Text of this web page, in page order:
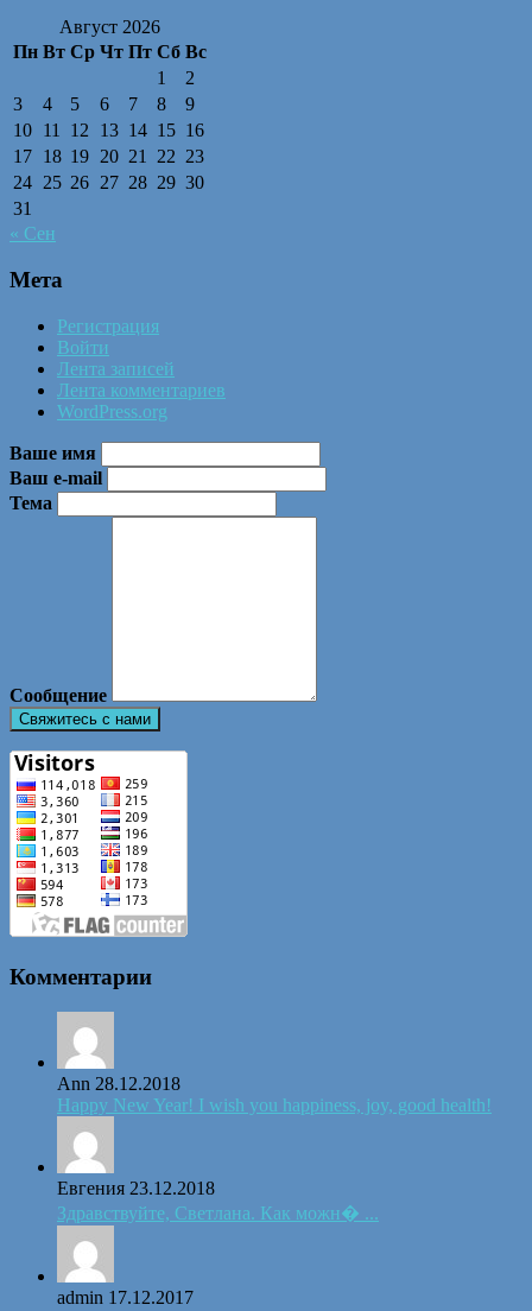
Август 2026
Пн Вт Ср Чт Пт Сб Вс
1
2
3
4 5 6 7 8
9
10 11 12 13 14 15 16
17 18 19 20 21 22 23
24 25 26 27 28 29 30
31
« Сен
Мета
Регистрация
Войти
Лента записей
Лента комментариев
WordPress.org
Ваше имя
Ваш e-mail
Тема
Сообщение
Комментарии
Ann 28.12.2018
Happy New Year! I wish you happiness, joy, good health!
Евгения 23.12.2018
Здравствуйте, Светлана. Как можн� ...
admin 17.12.2017